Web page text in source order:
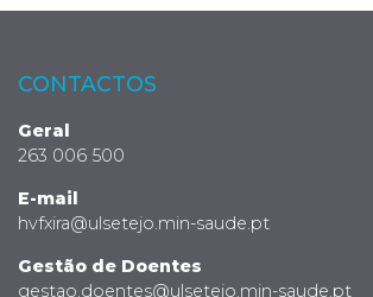
CONTACTOS
Geral
263 006 500
E-mail
hvfxira@ulsetejo.min-saude.pt
Gestão de Doentes
gestao.doentes@ulsetejo.min-saude.pt